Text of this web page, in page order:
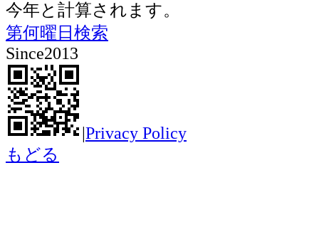
今年と計算されます。
第何曜日検索
Since2013
|Privacy Policy
もどる